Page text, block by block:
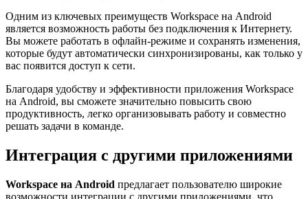
Одним из ключевых преимуществ Workspace на Android
является возможность работы без подключения к Интернету.
Вы можете работать в офлайн-режиме и сохранять изменения,
которые будут автоматически синхронизированы, как только у
вас появится доступ к сети.
Благодаря удобству и эффективности приложения Workspace
на Android, вы сможете значительно повысить свою
продуктивность, легко организовывать работу и совместно
решать задачи в команде.
Интеграция с другими приложениями
Workspace на Android предлагает пользователю широкие
возможности интеграции с другими приложениями, что